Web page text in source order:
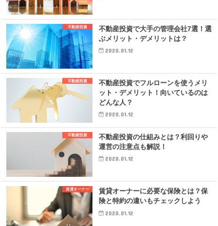
不動産投資
不動産投資で大手の管理会社7選！選
ぶメリット・デメリットは？
2020.01.12
不動産投資
不動産投資でフルローンを使うメリ
ット・デメリット！向いているのは
どんな人？
2020.01.12
不動産投資
不動産投資の仕組みとは？利回りや
運営の注意点も解説！
2020.01.12
賃貸オーナー
賃貸オーナーに必要な保険とは？保
険と特約の違いもチェックしよう
2020.01.12